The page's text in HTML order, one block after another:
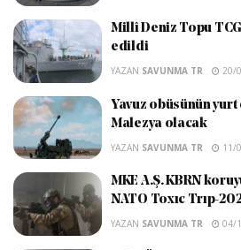
Millî Deniz Topu TCG
edildi
YAZAN SAVUNMA TR 20/
Yavuz obüsünün
Malezya olacak
YAZAN SAVUNMA TR 11/
MKE A.Ş. KBRN
NATO Toxıc Trıp-
YAZAN SAVUNMA TR 04/